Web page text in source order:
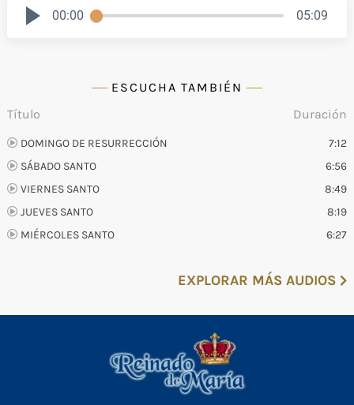
00:00 05:09
ESCUCHA TAMBIÉN
Título
Duración
DOMINGO DE RESURRECCIÓN
7:12
SÁBADO SANTO
6:56
VIERNES SANTO
8:49
JUEVES SANTO
8:19
MIÉRCOLES SANTO
6:27
EXPLORAR MÁS AUDIOS